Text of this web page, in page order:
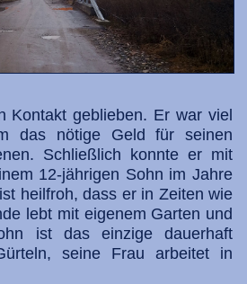
Kontakt geblieben. Er war viel
das nötige Geld für seinen
Schließlich konnte er mit
12-jährigen Sohn im Jahre
heilfroh, dass er in Zeiten wie
lebt mit eigenem Garten und
ist das einzige dauerhaft
seine Frau arbeitet in